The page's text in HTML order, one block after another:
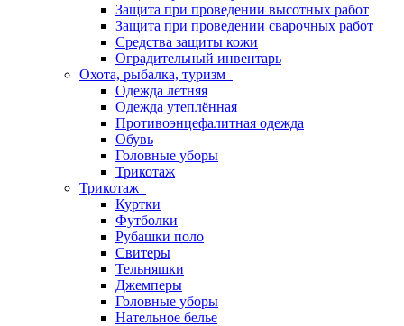
Защита при проведении высотных работ
Защита при проведении сварочных работ
Средства защиты кожи
Оградительный инвентарь
Охота, рыбалка, туризм
Одежда летняя
Одежда утеплённая
Противоэнцефалитная одежда
Обувь
Головные уборы
Трикотаж
Трикотаж
Куртки
Футболки
Рубашки поло
Свитеры
Тельняшки
Джемперы
Головные уборы
Нательное белье